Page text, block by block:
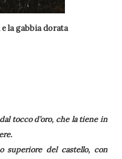
la gabbia dorata
tocco d’oro, che la tiene in
superiore del castello, con